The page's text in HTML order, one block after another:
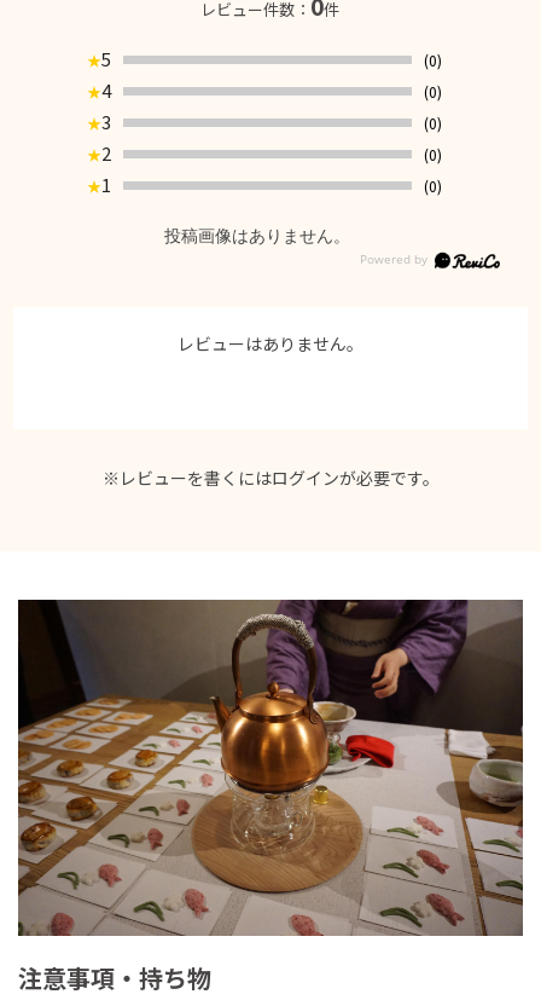
レビュー件数： 件
★5
(0)
★4
(0)
★3
(0)
★2
(0)
★1 (0)
投稿画像はありません。
レビューはありません。
※レビューを書くにはログインが必要です。
注意事項・持ち物